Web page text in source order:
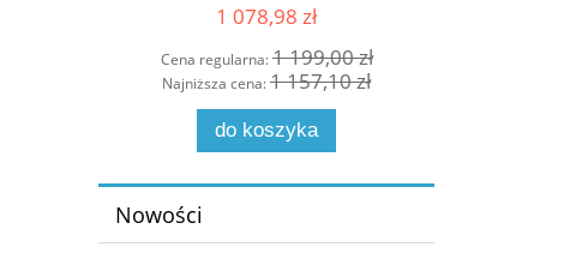
1 078,98 zł
Cena regularna:1 199,00 zł
Najniższa cena:1 157,10 zł
do koszyka
Nowości